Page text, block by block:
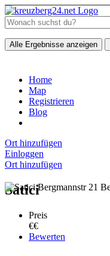
Alle Ergebnisse anzeigen
Home
Map
Registrieren
Blog
Ort hinzufügen
Einloggen
Ort hinzufügen
Satici
Preis
€€
Bewerten